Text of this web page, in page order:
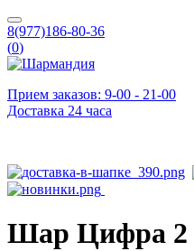
8(977)186-80-36
(0)
Прием заказов: 9-00 - 21-00
Доставка 24 часа
Шар Цифра 2